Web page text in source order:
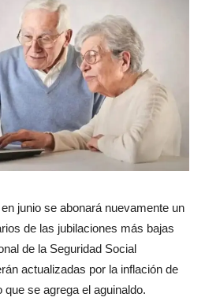
junio se abonará nuevamente un
de las jubilaciones más bajas
de la Seguridad Social
actualizadas por la inflación de
que se agrega el aguinaldo.